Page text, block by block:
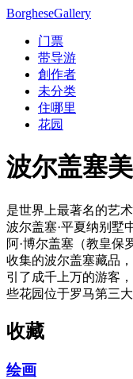
BorgheseGallery
门票
带导游
創作者
未分类
住哪里
花园
波尔盖塞
是世界上最著名的艺
波尔盖塞·平夏纳别墅
阿·博尔盖塞（教皇保
收集的波尔盖塞藏品
引了成千上万的游客
些花园位于罗马第三
收藏
绘画